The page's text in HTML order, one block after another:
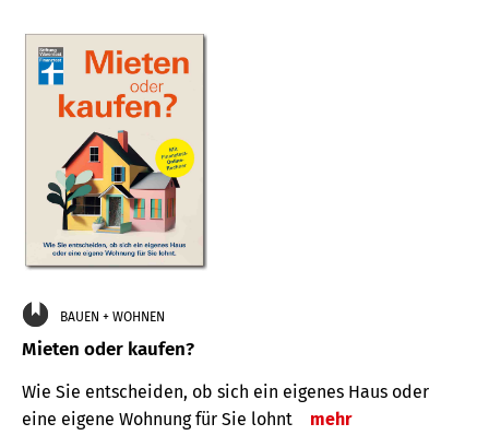
BAUEN + WOHNEN
Mieten oder kaufen?
Wie Sie entscheiden, ob sich ein eigenes Haus oder
eine eigene Wohnung für Sie lohnt
mehr